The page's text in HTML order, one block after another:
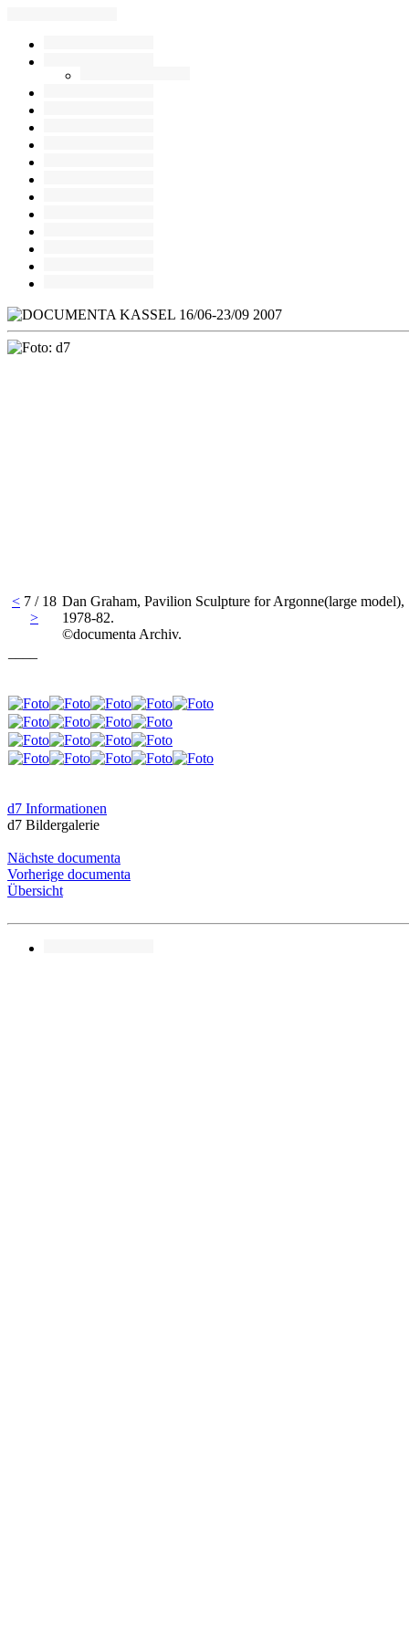
< 7 / 18
>
Dan Graham, Pavilion Sculpture for Argonne(large model),
1978-82.
©documenta Archiv.
d7 Informationen
d7 Bildergalerie
Nächste documenta
Vorherige documenta
Übersicht